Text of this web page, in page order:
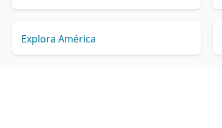
Explora América